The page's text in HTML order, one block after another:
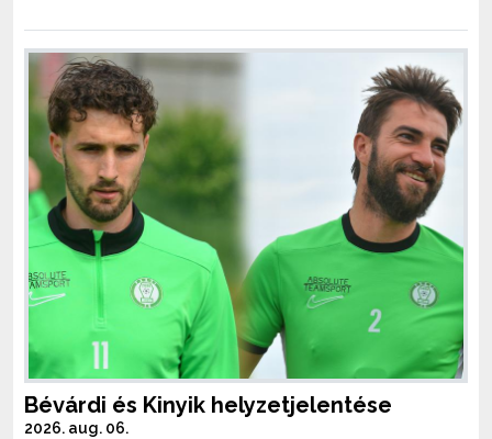
Bévárdi és Kinyik helyzetjelentése
2026. aug. 06.